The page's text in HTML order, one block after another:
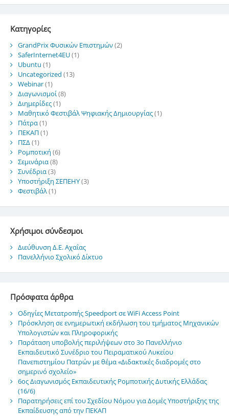
Kατηγορίες
GrandPrix Φυσικών Επιστημών(2)
SaferInternet4EU(1)
Ubuntu (1)
Uncategorized (13)
Webinar(1)
Διαγωνισμοί(8)
Διημερίδες(1)
Μαθητικό Φεστιβάλ Ψηφιακής Δημιουργίας(1)
Πάτρα(1)
ΠΕΚΑΠ(1)
ΠΣΔ(1)
Ρομποτική (6)
Σεμινάρια(8)
Συνέδρια(3)
Υποστήριξη ΣΕΠΕΗΥ(3)
Φεστιβάλ(1)
Χρήσιμοι σύνδεσμοι
Διεύθυνση Δ.Ε. Αχαΐας
Πανελλήνιο Σχολικό Δίκτυο
Πρόσφατα άρθρα
Οδηγίες Μετατροπής Speedport σε WiFi Access Point
Πρόσκληση σε ενημερωτική εκδήλωση του τμήματος Μηχανικών
Υπολογιστών και Πληροφορικής
Παράταση υποβολής περιλήψεων στο 3ο Πανελλήνιο
Εκπαιδευτικό Συνέδριο του Πειραματικού Λυκείου
Πανεπιστημίου Πατρών με θέμα «Διδακτικές διαδρομές στο
σημερινό σχολείο»
6ος Διαγωνισμός Εκπαιδευτικής Ρομποτικής Δυτικής Ελλάδας
(16/6)
Παρατηρήσεις επί του Σχεδίου Νόμου για Δομές Υποστήριξης της
Εκπαίδευσης από την ΠΕΚΑΠ